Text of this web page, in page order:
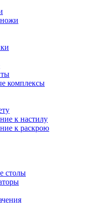
комплексы
к настилу
к раскрою
столы